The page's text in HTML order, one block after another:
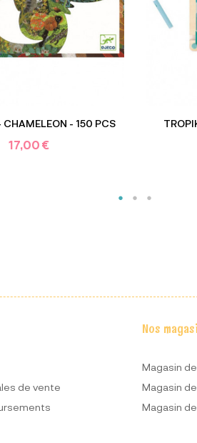
CHAMELEON - 150 PCS
17,00 €
de vente
Nos
Magasin
Magasin
Magasin